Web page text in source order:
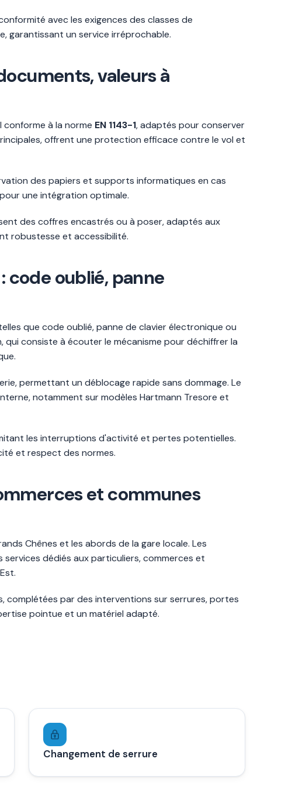
avec les exigences des classes de
garantissant un service irréprochable.
valeurs à
à la norme EN 1143-1, adaptés pour conserver
offrent une protection efficace contre le vol et
des papiers et supports informatiques en cas
une intégration optimale.
des coffres encastrés ou à poser, adaptés aux
robustesse et accessibilité.
oublié, panne
que code oublié, panne de clavier électronique ou
consiste à écouter le mécanisme pour déchiffrer la
permettant un déblocage rapide sans dommage. Le
notamment sur modèles Hartmann Tresore et
les interruptions d'activité et pertes potentielles.
et respect des normes.
et communes
Chênes et les abords de la gare locale. Les
dédiés aux particuliers, commerces et
par des interventions sur serrures, portes
pointue et un matériel adapté.
Changement de serrure